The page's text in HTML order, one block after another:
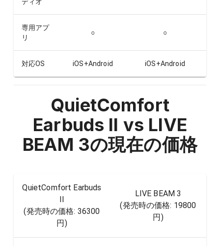
専用アプ
リ
○ ○
対応OS iOS+Android iOS+Android
QuietComfort
Earbuds II vs LIVE
BEAM 3の現在の価格
QuietComfort Earbuds
II
(発売時の価格: 36300
円)
LIVE BEAM 3
(発売時の価格: 19800
円)